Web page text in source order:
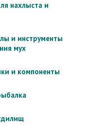
нахлыста и
и инструменты
мух
и компоненты